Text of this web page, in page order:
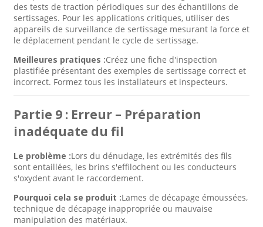
des tests de traction périodiques sur des échantillons de
sertissages. Pour les applications critiques, utiliser des
appareils de surveillance de sertissage mesurant la force et
le déplacement pendant le cycle de sertissage.
Meilleures pratiques :Créez une fiche d'inspection
plastifiée présentant des exemples de sertissage correct et
incorrect. Formez tous les installateurs et inspecteurs.
Partie 9 : Erreur – Préparation
inadéquate du fil
Le problème :Lors du dénudage, les extrémités des fils
sont entaillées, les brins s'effilochent ou les conducteurs
s'oxydent avant le raccordement.
Pourquoi cela se produit :Lames de décapage émoussées,
technique de décapage inappropriée ou mauvaise
manipulation des matériaux.